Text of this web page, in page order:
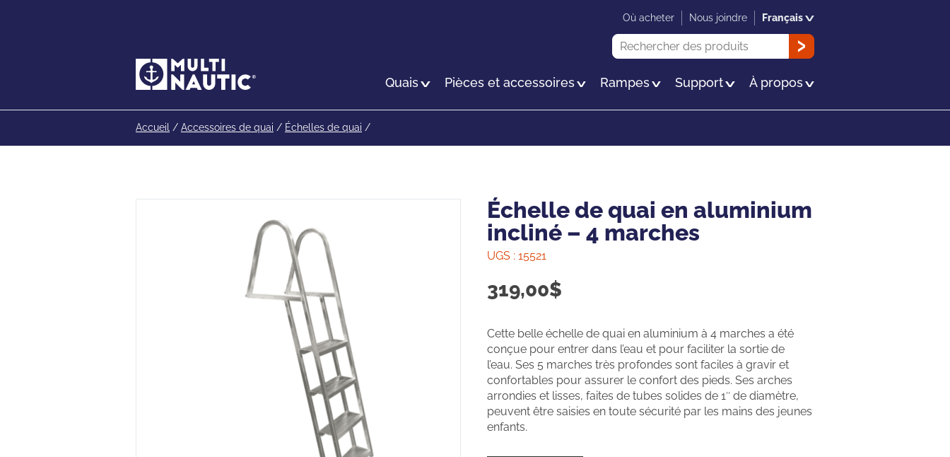
Quais Pièces et accessoires Rampes Support À propos
Recherche
OK
Où acheter Nous joindre Français
Accueil / Accessoires de quai / Échelles de quai /
Échelle de quai en aluminium
incliné – 4 marches
UGS : 15521
319,00$
Cette belle échelle de quai en aluminium à 4 marches a été
conçue pour entrer dans l’eau et pour faciliter la sortie de
l’eau. Ses 5 marches très profondes sont faciles à gravir et
confortables pour assurer le confort des pieds. Ses arches
arrondies et lisses, faites de tubes solides de 1″ de diamètre,
peuvent être saisies en toute sécurité par les mains des jeunes
enfants.